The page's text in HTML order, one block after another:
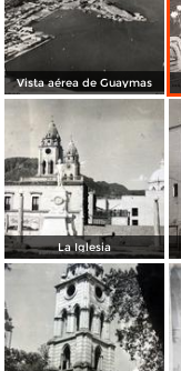
Vista aérea de Guaymas
La Iglesia